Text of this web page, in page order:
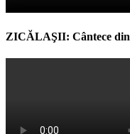
ZICĂLAŞII: Cântece